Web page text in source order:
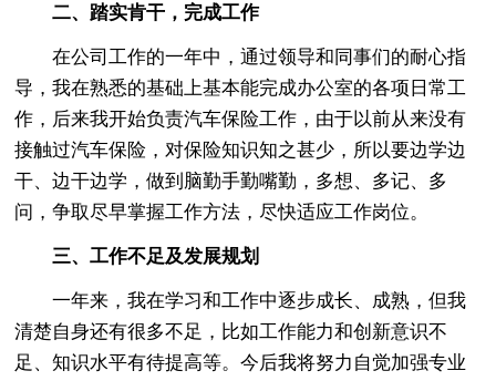
二、踏实肯干，完成工作
在公司工作的一年中，通过领导和同事们的耐心指
导，我在熟悉的基础上基本能完成办公室的各项日常工
作，后来我开始负责汽车保险工作，由于以前从来没有
接触过汽车保险，对保险知识知之甚少，所以要边学边
干、边干边学，做到脑勤手勤嘴勤，多想、多记、多
问，争取尽早掌握工作方法，尽快适应工作岗位。
三、工作不足及发展规划
一年来，我在学习和工作中逐步成长、成熟，但我
清楚自身还有很多不足，比如工作能力和创新意识不
足、知识水平有待提高等。今后我将努力自觉加强专业